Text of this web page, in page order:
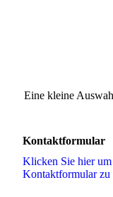
Eine kleine
Kontaktformular
Klicken Sie hier um
Kon­takt­for­mu­lar zu